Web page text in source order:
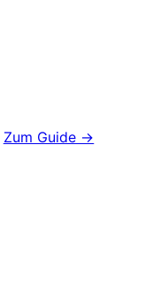
Zum Guide →